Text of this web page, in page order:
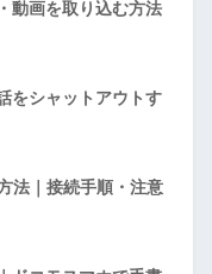
動画を取り込む方法
をシャットアウトす
法｜接続手順・注意